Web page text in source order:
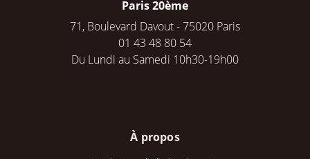
Paris 20ème
71, Boulevard Davout - 75020 Paris
01 43 48 80 54
Du Lundi au Samedi 10h30-19h00
À propos